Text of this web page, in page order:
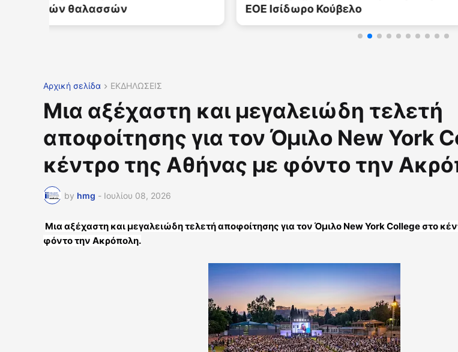
ΕΟΕ Ισίδωρο Κούβελο
Αρχική σελίδα ΕΚΔΗΛΩΣΕΙΣ
Μια αξέχαστη και μεγαλειώδη τελετή
αποφοίτησης για τον Όμιλο New York
κέντρο της Αθήνας με φόντο την
by hmg - Ιουλίου 08, 2026
Μια αξέχαστη και μεγαλειώδη τελετή αποφοίτησης για τον Όμιλο New York College στο
φόντο την Ακρόπολη.